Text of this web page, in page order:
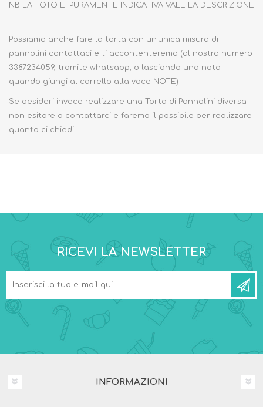
NB LA FOTO E' PURAMENTE INDICATIVA VALE LA DESCRIZIONE
Possiamo anche fare la torta con un'unica misura di
pannolini contattaci e ti accontenteremo (al nostro numero
3387234059, tramite whatsapp, o lasciando una nota
quando giungi al carrello alla voce NOTE)
Se desideri invece realizzare una Torta di Pannolini diversa
non esitare a contattarci e faremo il possibile per realizzare
quanto ci chiedi.
RICEVI LA NEWSLETTER
INFORMAZIONI